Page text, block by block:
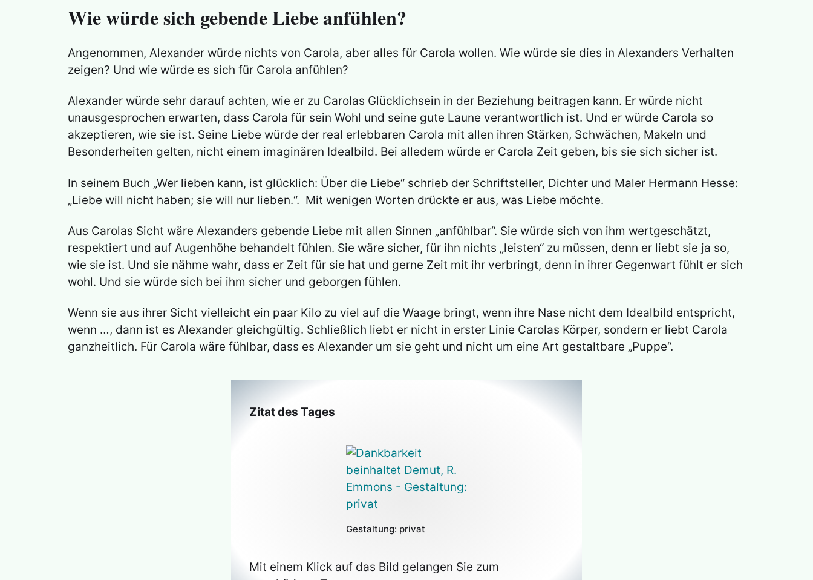
Wie würde sich gebende Liebe anfühlen?
Angenommen, Alexander würde nichts von Carola, aber alles für Carola wollen. Wie würde sie dies in Alexanders Verhalten
zeigen? Und wie würde es sich für Carola anfühlen?
Alexander würde sehr darauf achten, wie er zu Carolas Glücklichsein in der Beziehung beitragen kann. Er würde nicht
unausgesprochen erwarten, dass Carola für sein Wohl und seine gute Laune verantwortlich ist. Und er würde Carola so
akzeptieren, wie sie ist. Seine Liebe würde der real erlebbaren Carola mit allen ihren Stärken, Schwächen, Makeln und
Besonderheiten gelten, nicht einem imaginären Idealbild. Bei alledem würde er Carola Zeit geben, bis sie sich sicher ist.
In seinem Buch „Wer lieben kann, ist glücklich: Über die Liebe“ schrieb der Schriftsteller, Dichter und Maler Hermann Hesse:
„Liebe will nicht haben; sie will nur lieben.“. Mit wenigen Worten drückte er aus, was Liebe möchte.
Aus Carolas Sicht wäre Alexanders gebende Liebe mit allen Sinnen „anfühlbar“. Sie würde sich von ihm wertgeschätzt,
respektiert und auf Augenhöhe behandelt fühlen. Sie wäre sicher, für ihn nichts „leisten“ zu müssen, denn er liebt sie ja so,
wie sie ist. Und sie nähme wahr, dass er Zeit für sie hat und gerne Zeit mit ihr verbringt, denn in ihrer Gegenwart fühlt er sich
wohl. Und sie würde sich bei ihm sicher und geborgen fühlen.
Wenn sie aus ihrer Sicht vielleicht ein paar Kilo zu viel auf die Waage bringt, wenn ihre Nase nicht dem Idealbild entspricht,
wenn …, dann ist es Alexander gleichgültig. Schließlich liebt er nicht in erster Linie Carolas Körper, sondern er liebt Carola
ganzheitlich. Für Carola wäre fühlbar, dass es Alexander um sie geht und nicht um eine Art gestaltbare „Puppe“.
Zitat des Tages
Gestaltung: privat
Mit einem Klick auf das Bild gelangen Sie zum